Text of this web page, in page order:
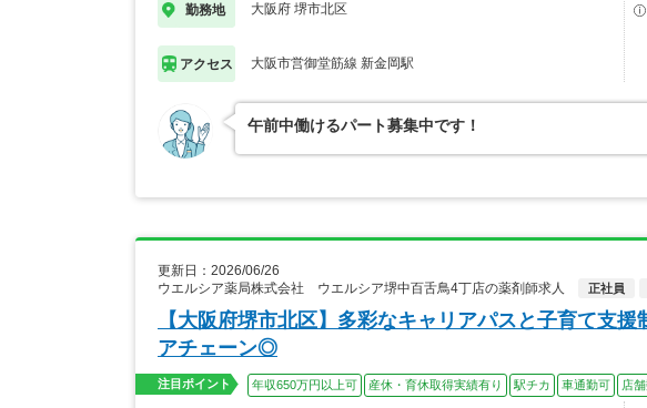
勤務地 大阪府 堺市北区
アクセス 大阪市営御堂筋線 新金岡駅
午前中働けるパート募集中です！
更新日：2026/06/26
ウエルシア薬局株式会社 ウエルシア堺中百舌鳥4丁店の薬剤師求人
正社員
【大阪府堺市北区】多彩なキャリアパスと子育て支
アチェーン◎
注目ポイント 年収650万円以上可 産休・育休取得実績有り 駅チカ 車通勤可 店